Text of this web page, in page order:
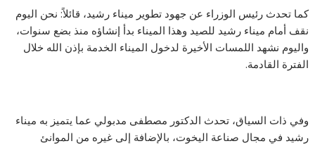
كما تحدث رئيس الوزراء عن جهود تطوير ميناء رشيد، قائلاً: نحن اليوم
نقف أمام ميناء رشيد للصيد وهذا الميناء بدأ إنشاؤه منذ بضع سنوات،
واليوم نشهد اللمسات الأخيرة لدخول الميناء الخدمة بإذن الله خلال
الفترة القادمة.
وفي ذات السياق، تحدث الدكتور مصطفى مدبولي عما يتميز به ميناء
رشيد في مجال صناعة اليخوت، بالإضافة إلى غيره من الموانئ